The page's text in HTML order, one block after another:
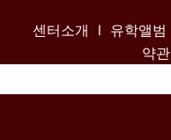
센터소개 l 유학앨범
약관